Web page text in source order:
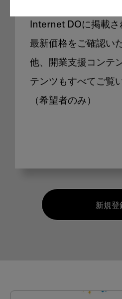
Internet DOに掲載さ
最新価格をご確認い
他、開業支援コンテ
テンツもすべてご覧
（希望者のみ）
新規登